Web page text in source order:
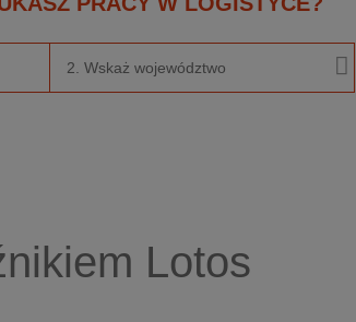
2. Wskaż województwo
Lotos